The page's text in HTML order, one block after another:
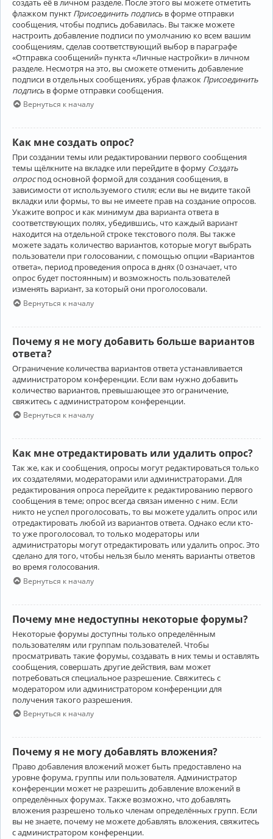
флажком пункт Присоединить подпись в форме отправки
сообщения, чтобы подпись добавилась. Вы также можете
настроить добавление подписи по умолчанию ко всем вашим
сообщениям, сделав соответствующий выбор в параграфе
«Отправка сообщений» пункта «Личные настройки» в личном
разделе. Несмотря на это, вы сможете отменить добавление
подписи в отдельных сообщениях, убрав флажок Присоединить
подпись в форме отправки сообщения.
Вернуться к началу
Как мне создать опрос?
При создании темы или редактировании первого сообщения
темы щёлкните на вкладке или перейдите в форму Создать
опроспод основной формой для создания сообщения, в
зависимости от используемого стиля; если вы не видите такой
вкладки или формы, то вы не имеете прав на создание опросов.
Укажите вопрос и как минимум два варианта ответа в
соответствующих полях, убедившись, что каждый вариант
находится на отдельной строке текстового поля. Вы также
можете задать количество вариантов, которые могут выбрать
пользователи при голосовании, с помощью опции «Вариантов
ответа», период проведения опроса в днях (0 означает, что
опрос будет постоянным) и возможность пользователей
изменять вариант, за который они проголосовали.
Вернуться к началу
Почему я не могу добавить больше вариантов
ответа?
Ограничение количества вариантов ответа устанавливается
администратором конференции. Если вам нужно добавить
количество вариантов, превышающее это ограничение,
свяжитесь с администратором конференции.
Вернуться к началу
Как мне отредактировать или удалить опрос?
Так же, как и сообщения, опросы могут редактироваться только
их создателями, модераторами или администраторами. Для
редактирования опроса перейдите к редактированию первого
сообщения в теме; опрос всегда связан именно с ним. Если
никто не успел проголосовать, то вы можете удалить опрос или
отредактировать любой из вариантов ответа. Однако если кто-
то уже проголосовал, то только модераторы или
администраторы могут отредактировать или удалить опрос. Это
сделано для того, чтобы нельзя было менять варианты ответов
во время голосования.
Вернуться к началу
Почему мне недоступны некоторые форумы?
Некоторые форумы доступны только определённым
пользователям или группам пользователей. Чтобы
просматривать такие форумы, создавать в них темы и оставлять
сообщения, совершать другие действия, вам может
потребоваться специальное разрешение. Свяжитесь с
модератором или администратором конференции для
получения такого разрешения.
Вернуться к началу
Почему я не могу добавлять вложения?
Право добавления вложений может быть предоставлено на
уровне форума, группы или пользователя. Администратор
конференции может не разрешить добавление вложений в
определённых форумах. Также возможно, что добавлять
вложения разрешено только членам определённых групп. Если
вы не знаете, почему не можете добавлять вложения, свяжитесь
с администратором конференции.